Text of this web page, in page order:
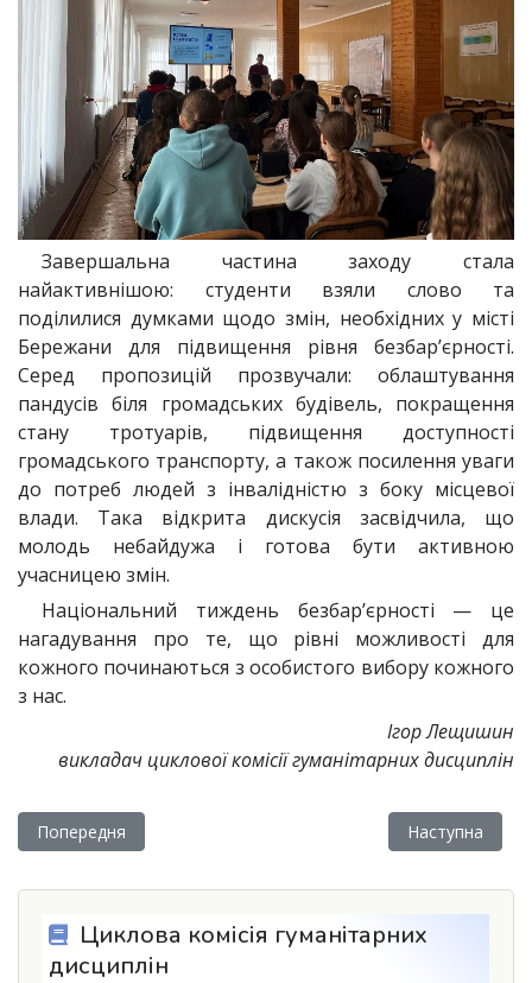
Завершальна частина заходу стала
найактивнішою: студенти взяли слово та
поділилися думками щодо змін, необхідних у місті
Бережани для підвищення рівня безбар’єрності.
Серед пропозицій прозвучали: облаштування
пандусів біля громадських будівель, покращення
стану тротуарів, підвищення доступності
громадського транспорту, а також посилення уваги
до потреб людей з інвалідністю з боку місцевої
влади. Така відкрита дискусія засвідчила, що
молодь небайдужа і готова бути активною
учасницею змін.
Національний тиждень безбар’єрності — це
нагадування про те, що рівні можливості для
кожного починаються з особистого вибору кожного
з нас.
Ігор Лещишин
викладач циклової комісії гуманітарних дисциплін
Попередня стаття: Студент Бережанського фахового
Попередня Наступна
Наступна
Циклова комісія гуманітарних
дисциплін